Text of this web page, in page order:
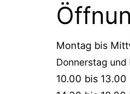
Montag bis
Donnerstag und
10.00 bis 13.00